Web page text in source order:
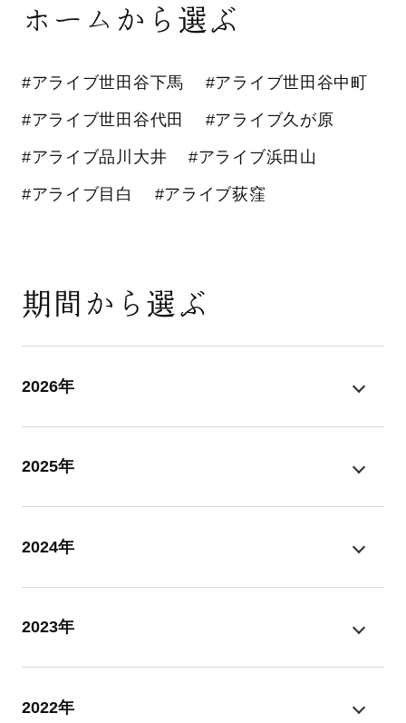
ホームから選ぶ
#アライブ世田谷下馬 #アライブ世田谷中町
#アライブ世田谷代田 #アライブ久が原
#アライブ品川大井 #アライブ浜田山
#アライブ目白 #アライブ荻窪
期間から選ぶ
2026年
2025年
2024年
2023年
2022年